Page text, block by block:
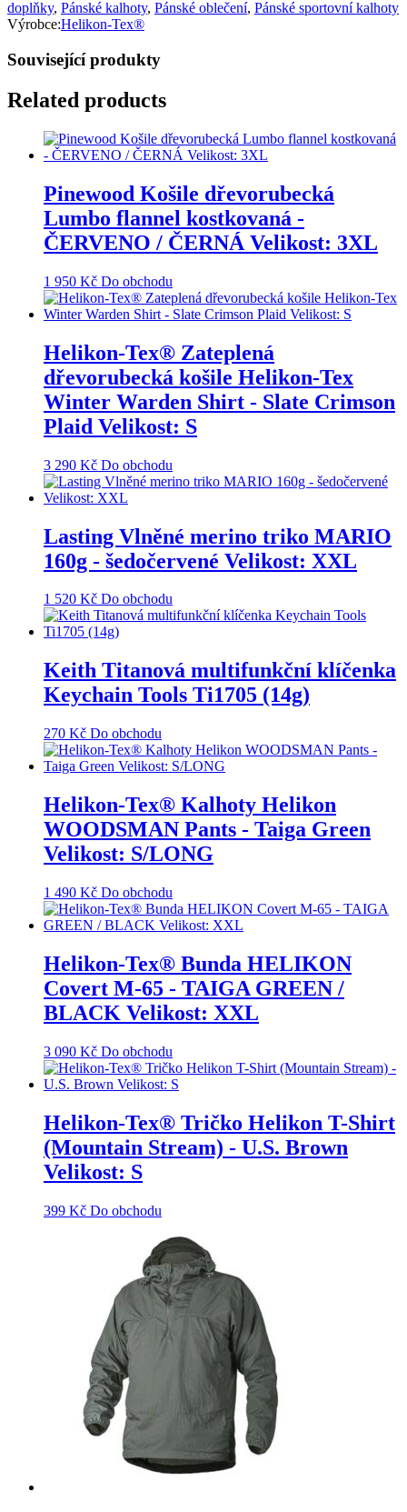
doplňky, Pánské kalhoty, Pánské oblečení, Pánské sportovní kalhoty
Výrobce:Helikon-Tex®
Související produkty
Related products
Pinewood Košile dřevorubecká
Lumbo flannel kostkovaná -
ČERVENO / ČERNÁ Velikost: 3XL
1 950 Kč Do obchodu
Helikon-Tex® Zateplená
dřevorubecká košile Helikon-Tex
Winter Warden Shirt - Slate Crimson
Plaid Velikost: S
3 290 Kč Do obchodu
Lasting Vlněné merino triko MARIO
160g - šedočervené Velikost: XXL
1 520 Kč Do obchodu
Keith Titanová multifunkční klíčenka
Keychain Tools Ti1705 (14g)
270 Kč Do obchodu
Helikon-Tex® Kalhoty Helikon
WOODSMAN Pants - Taiga Green
Velikost: S/LONG
1 490 Kč Do obchodu
Helikon-Tex® Bunda HELIKON
Covert M-65 - TAIGA GREEN /
BLACK Velikost: XXL
3 090 Kč Do obchodu
Helikon-Tex® Tričko Helikon T-Shirt
(Mountain Stream) - U.S. Brown
Velikost: S
399 Kč Do obchodu